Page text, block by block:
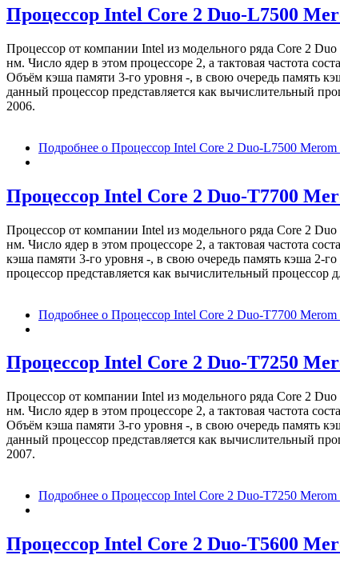
Процессор Intel Core 2 Duo-L7500
Процессор от компании Intel из модельного ряда Core 2
нм. Число ядер в этом процессоре 2, а тактовая частота
Объём кэша памяти 3-го уровня -, в свою очередь память
данный процессор представляется как вычислительный
2006.
Подробнее о Процессор Intel Core 2 Duo-L7500
Процессор Intel Core 2 Duo-T7700
Процессор от компании Intel из модельного ряда Core 2
нм. Число ядер в этом процессоре 2, а тактовая частота
кэша памяти 3-го уровня -, в свою очередь память кэша 2-
процессор представляется как вычислительный
Подробнее о Процессор Intel Core 2 Duo-T7700
Процессор Intel Core 2 Duo-T7250
Процессор от компании Intel из модельного ряда Core 2
нм. Число ядер в этом процессоре 2, а тактовая частота
Объём кэша памяти 3-го уровня -, в свою очередь память
данный процессор представляется как вычислительный
2007.
Подробнее о Процессор Intel Core 2 Duo-T7250
Процессор Intel Core 2 Duo-T5600